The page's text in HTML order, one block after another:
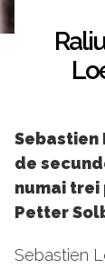
Sebastien
de
numai trei
Petter
Sebastien